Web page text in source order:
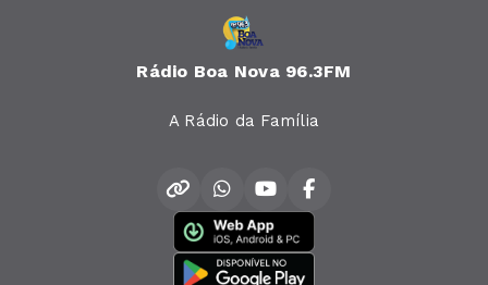
Rádio Boa Nova 96.3FM
A Rádio da Família